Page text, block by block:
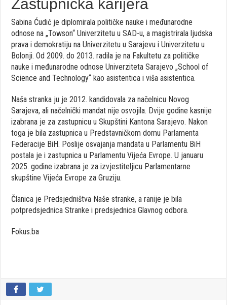
Zastupnička karijera
Sabina Ćudić je diplomirala političke nauke i međunarodne
odnose na „Towson“ Univerzitetu u SAD-u, a magistrirala ljudska
prava i demokratiju na Univerzitetu u Sarajevu i Univerzitetu u
Bolonji. Od 2009. do 2013. radila je na Fakultetu za političke
nauke i međunarodne odnose Univerziteta Sarajevo „School of
Science and Technology“ kao asistentica i viša asistentica.
Naša stranka ju je 2012. kandidovala za načelnicu Novog
Sarajeva, ali načelnički mandat nije osvojila. Dvije godine kasnije
izabrana je za zastupnicu u Skupštini Kantona Sarajevo. Nakon
toga je bila zastupnica u Predstavničkom domu Parlamenta
Federacije BiH. Poslije osvajanja mandata u Parlamentu BiH
postala je i zastupnica u Parlamentu Vijeća Evrope. U januaru
2025. godine izabrana je za izvjestiteljicu Parlamentarne
skupštine Vijeća Evrope za Gruziju.
Članica je Predsjedništva Naše stranke, a ranije je bila
potpredsjednica Stranke i predsjednica Glavnog odbora.
Fokus.ba